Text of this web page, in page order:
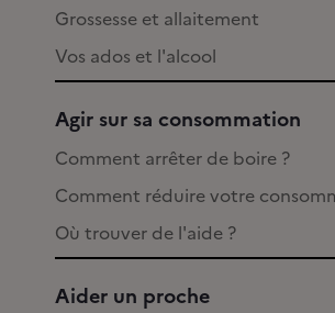
Grossesse et allaitement
Vos ados et l'alcool
Agir sur sa consommation
Comment arrêter de boire ?
Comment réduire votre
Où trouver de l'aide ?
Aider un proche